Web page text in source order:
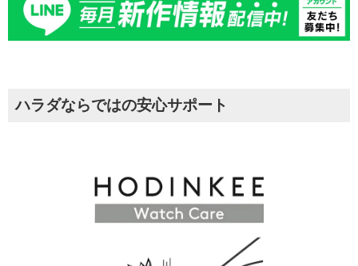
ハラダならではの安心サポート